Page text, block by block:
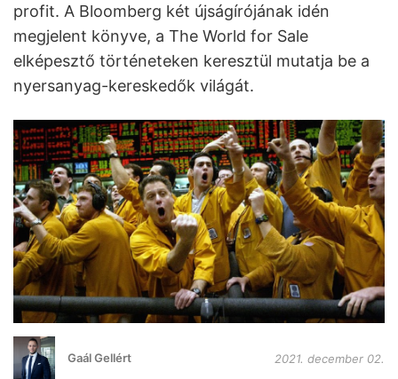
profit. A Bloomberg két újságírójának idén
megjelent könyve, a The World for Sale
elképesztő történeteken keresztül mutatja be a
nyersanyag-kereskedők világát.
Gaál Gellért 2021. december 02.